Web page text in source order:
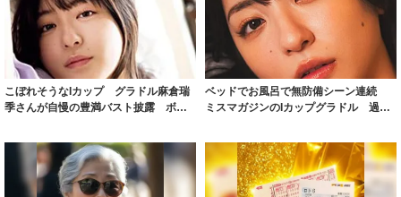
こぼれそうなIカップ グラドル麻倉瑞
季さんが自慢の豊満バスト披露 ボデ
ベッドでお風呂で無防備シーン連続
ミスマガジンのIカップグラドル 過去